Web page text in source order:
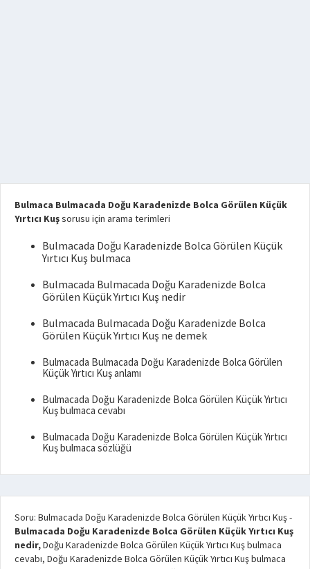
Bulmaca Bulmacada Doğu Karadenizde Bolca Görülen Küçük
Yırtıcı Kuşsorusu için arama terimleri
Bulmacada Doğu Karadenizde Bolca Görülen Küçük
Yırtıcı Kuş bulmaca
Bulmacada Bulmacada Doğu Karadenizde Bolca
Görülen Küçük Yırtıcı Kuş nedir
Bulmacada Bulmacada Doğu Karadenizde Bolca
Görülen Küçük Yırtıcı Kuş ne demek
Bulmacada Bulmacada Doğu Karadenizde Bolca Görülen
Küçük Yırtıcı Kuş anlamı
Bulmacada Doğu Karadenizde Bolca Görülen Küçük Yırtıcı
Kuş bulmaca cevabı
Bulmacada Doğu Karadenizde Bolca Görülen Küçük Yırtıcı
Kuş bulmaca sözlüğü
Soru: Bulmacada Doğu Karadenizde Bolca Görülen Küçük Yırtıcı Kuş-
Bulmacada Doğu Karadenizde Bolca Görülen Küçük Yırtıcı Kuş
nedir,Doğu Karadenizde Bolca Görülen Küçük Yırtıcı Kuş bulmaca
cevabı, Doğu Karadenizde Bolca Görülen Küçük Yırtıcı Kuş bulmaca